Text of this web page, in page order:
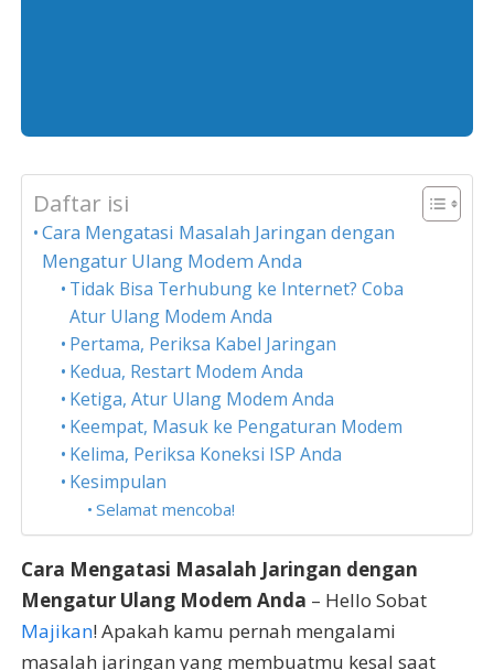
Daftar isi
Cara Mengatasi Masalah Jaringan dengan
Mengatur Ulang Modem Anda
Tidak Bisa Terhubung ke Internet? Coba
Atur Ulang Modem Anda
Pertama, Periksa Kabel Jaringan
Kedua, Restart Modem Anda
Ketiga, Atur Ulang Modem Anda
Keempat, Masuk ke Pengaturan Modem
Kelima, Periksa Koneksi ISP Anda
Kesimpulan
Selamat mencoba!
Cara Mengatasi Masalah Jaringan dengan
Mengatur Ulang Modem Anda – Hello Sobat
Majikan! Apakah kamu pernah mengalami
masalah jaringan yang membuatmu kesal saat